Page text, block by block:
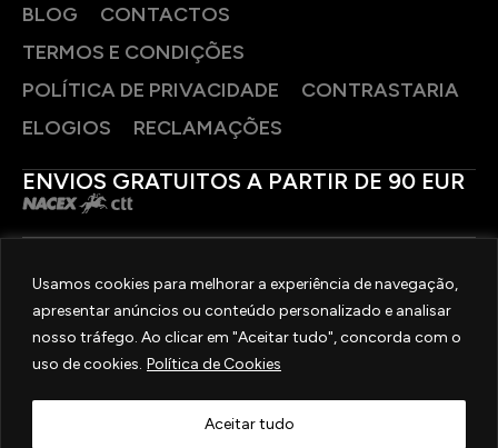
Usamos cookies para melhorar a experiência de navegação,
apresentar anúncios ou conteúdo personalizado e analisar
nosso tráfego. Ao clicar em "Aceitar tudo", concorda com o
uso de cookies. Política de Cookies
Aceitar tudo
BLOG
CONTACTOS
TERMOS E CONDIÇÕES
POLÍTICA DE PRIVACIDADE
CONTRASTARIA
ELOGIOS
RECLAMAÇÕES
ENVIOS GRATUITOS A PARTIR DE 90 EUR
SIGA-NOS
2025 © OURIVESARIA FRADIZELA